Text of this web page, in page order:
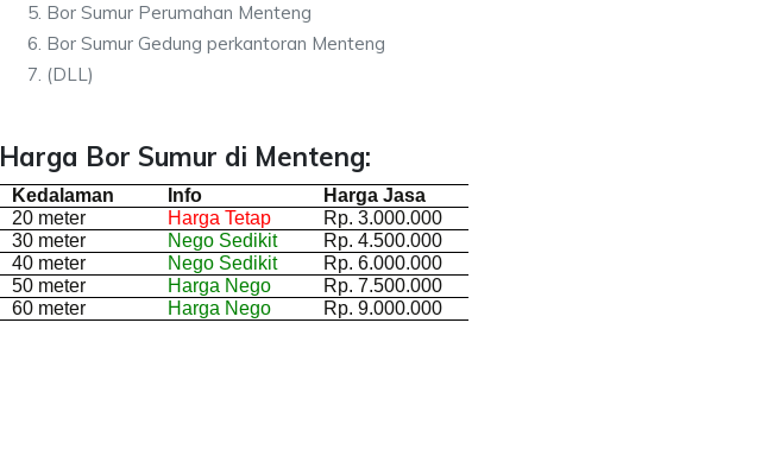
Bor Sumur Perumahan Menteng
Bor Sumur Gedung perkantoran Menteng
(DLL)
Harga Bor Sumur di Menteng:
Kedalaman Info
Harga Jasa
20 meter
Harga Tetap
Rp. 3.000.000
30 meter
Nego Sedikit
Rp. 4.500.000
40 meter
Nego Sedikit
Rp. 6.000.000
50 meter
Harga Nego
Rp. 7.500.000
60 meter
Harga Nego Rp. 9.000.000